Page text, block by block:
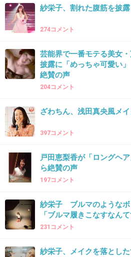
33. 匿名2014/11/07(金) 21:32:38
可愛いとか入って来ない！
34. 匿名2014/11/07(金) 21:32:51
ドラゴン桜最高だったなあー
美男美女だらけで目の保養
あの頃はサエコも可愛かっ
35. 匿名2014/11/07(金) 21:32:58
紗栄子、割れた腹筋を披
274コメント
芸能界で一番モテる美女
披露に「めっちゃ可愛い
絶賛の声
204コメント
ざわちん、浅田真央風メ
397コメント
戸田恵梨香が「ロングヘ
ら絶賛の声
197コメント
紗栄子 ブルマのようなボ
「ブルマ履きこなすなん
231コメント
紗栄子、メイクを落とし